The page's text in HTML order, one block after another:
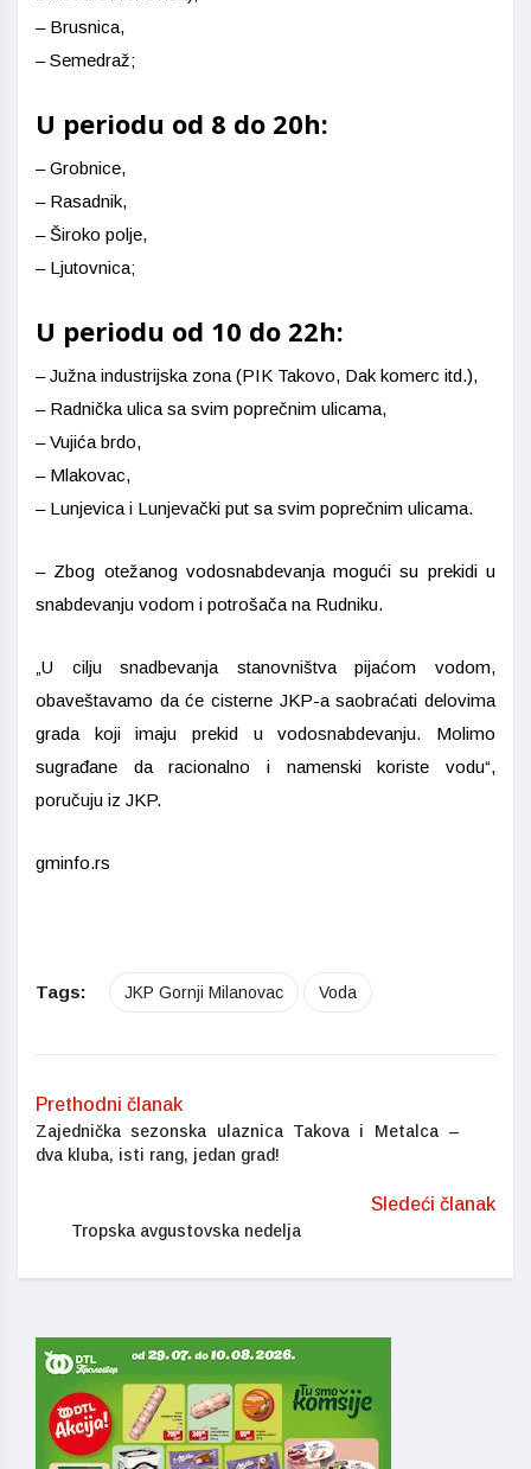
– Brusnica,
– Semedraž;
U periodu od 8 do 20h:
– Grobnice,
– Rasadnik,
– Široko polje,
– Ljutovnica;
U periodu od 10 do 22h:
– Južna industrijska zona (PIK Takovo, Dak komerc itd.),
– Radnička ulica sa svim poprečnim ulicama,
– Vujića brdo,
– Mlakovac,
– Lunjevica i Lunjevački put sa svim poprečnim ulicama.
– Zbog otežanog vodosnabdevanja mogući su prekidi u
snabdevanju vodom i potrošača na Rudniku.
„U cilju snadbevanja stanovništva pijaćom vodom,
obaveštavamo da će cisterne JKP-a saobraćati delovima
grada koji imaju prekid u vodosnabdevanju. Molimo
sugrađane da racionalno i namenski koriste vodu“,
poručuju iz JKP.
gminfo.rs
Tags: JKP Gornji Milanovac Voda
Prethodni članak
Zajednička sezonska ulaznica Takova i Metalca –
dva kluba, isti rang, jedan grad!
Sledeći članak
Tropska avgustovska nedelja